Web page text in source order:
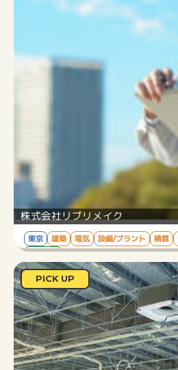
株式会社リブリメイク
東京 建築 電気 設備/プラント 積算
宿舎あり
賃貸マンションのリフォ
工管理！
給与
3,200,000円～
し決定
勤務時間 8：00～17：00（休憩60
仕事内容
～施工管理（大規模な
PICK UP